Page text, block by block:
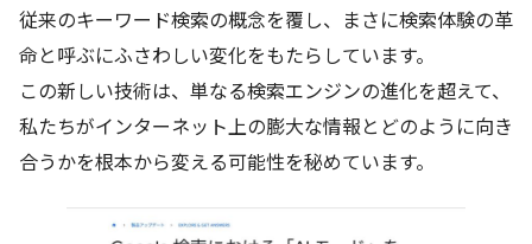
従来のキーワード検索の概念を覆し、まさに検索体験の革
命と呼ぶにふさわしい変化をもたらしています。
この新しい技術は、単なる検索エンジンの進化を超えて、
私たちがインターネット上の膨大な情報とどのように向き
合うかを根本から変える可能性を秘めています。